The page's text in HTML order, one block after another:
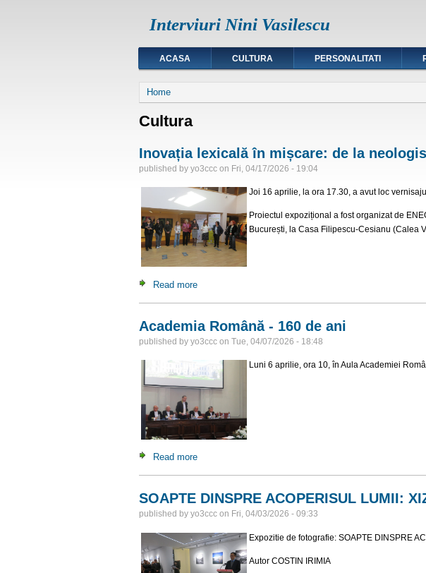
Interviuri Nini Vasilescu
ACASA CULTURA PERSONALITATI
You are here
Home
Cultura
Inovația lexicală în mișcare: de la
published by yo3ccc on Fri, 04/17/2026 - 19:04
Joi 16 aprilie, la ora 17.30, a avut loc
Proiectul expozițional a fost organizat de
București, la Casa Filipescu-Cesianu (Calea
Read more
Academia Română - 160 de ani
published by yo3ccc on Tue, 04/07/2026 - 18:48
Luni 6 aprilie, ora 10, în Aula Academiei
Read more
SOAPTE DINSPRE ACOPERISUL LUMII:
published by yo3ccc on Fri, 04/03/2026 - 09:33
Expozitie de fotografie: SOAPTE DINSPRE
Autor COSTIN IRIMIA